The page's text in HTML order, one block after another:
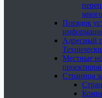
Порядок
Адресный
Местные
Страница